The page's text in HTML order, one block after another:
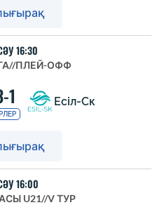
16:30
//ПЛЕЙ-ОФФ
1 Есіл-Ск
16:00
U21//V ТУР